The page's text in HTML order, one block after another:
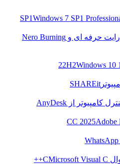
Windows 7 SP1
Nero Burning
SHAREit
ازAnyDesk
Microsoft Visual